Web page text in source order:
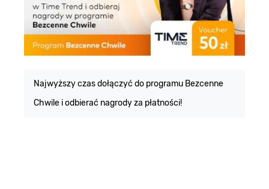
Najwyższy czas dołączyć do programu Bezcenne
Chwile i odbierać nagrody za płatności!